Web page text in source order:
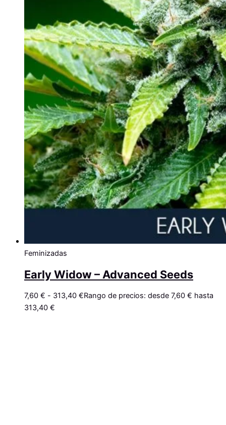
Feminizadas
Early Widow – Advanced Seeds
7,60 € - 313,40 €Rango de precios: desde 7,60 € hasta
313,40 €